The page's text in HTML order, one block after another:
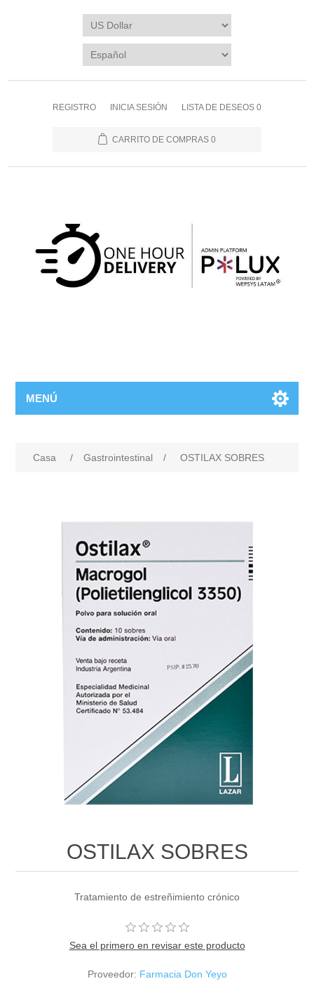
REGISTRO INICIA SESIÓN LISTA DE DESEOS 0
CARRITO DE COMPRAS 0
MENÚ
Casa / Gastrointestinal / OSTILAX SOBRES
OSTILAX SOBRES
Tratamiento de estreñimiento crónico
Sea el primero en revisar este producto
Proveedor: Farmacia Don Yeyo